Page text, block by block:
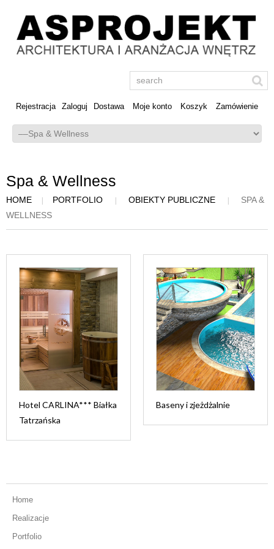
Rejestracja Zaloguj Dostawa Moje konto Koszyk Zamówienie
Spa & Wellness
HOME PORTFOLIO OBIEKTY PUBLICZNE
SPA &
WELLNESS
Hotel CARLINA*** Białka
Tatrzańska
Baseny i zjeżdżalnie
Home
Realizacje
Portfolio